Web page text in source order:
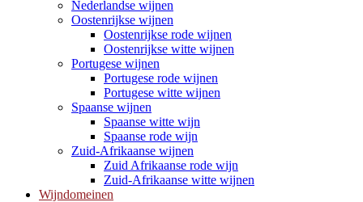
Nederlandse wijnen
Oostenrijkse wijnen
Oostenrijkse rode wijnen
Oostenrijkse witte wijnen
Portugese wijnen
Portugese rode wijnen
Portugese witte wijnen
Spaanse wijnen
Spaanse witte wijn
Spaanse rode wijn
Zuid-Afrikaanse wijnen
Zuid Afrikaanse rode wijn
Zuid-Afrikaanse witte wijnen
Wijndomeinen